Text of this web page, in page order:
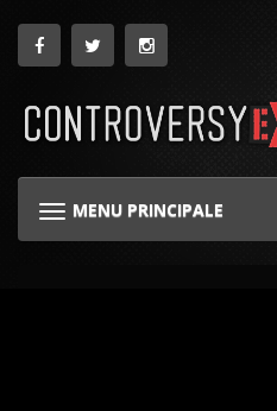
MENU PRINCIPALE
NAVIGAZIONE GINOCCHIERA